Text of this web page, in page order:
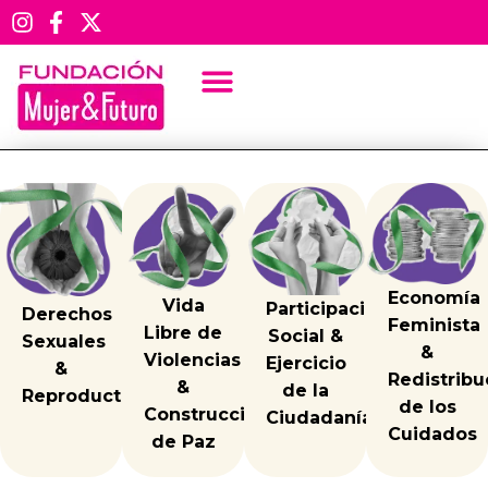
Derechos
Sexuales
&
Reproductivos
Vida
Libre de
Violencias
&
Construcción
de Paz
Participación
Social &
Ejercicio
de la
Ciudadanía
Economía
Feminista
&
de los
Cuidados
Inicio
Nuestras
Publicaciones
Cartilla
técnica y de apoyo a la IVE
PUBLICACIONES
PEDAGÓGICAS
Cartilla
técnica y